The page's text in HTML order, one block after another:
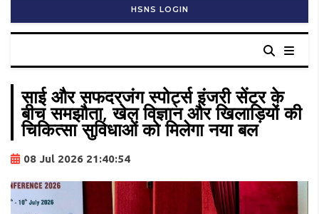
HSNS LOGIN
साई और सफदरजंग स्पोर्ट्स इंजरी सेंटर के
बीच समझौता, खेल विज्ञान और खिलाड़ियों की
चिकित्सा सुविधाओं को मिलेगा नया बल
08 Jul 2026 21:40:54